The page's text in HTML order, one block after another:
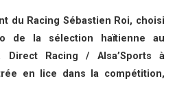
du Racing Sébastien Roi, choisi
de la sélection haïtienne au
Direct Racing / Alsa’Sports à
en lice dans la compétition,